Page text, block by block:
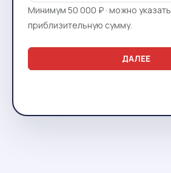
Минимум 50 000 ₽ · можно указать
приблизительную сумму.
ДАЛЕЕ